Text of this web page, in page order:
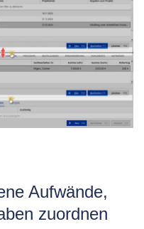
Aufwände,
zuordnen